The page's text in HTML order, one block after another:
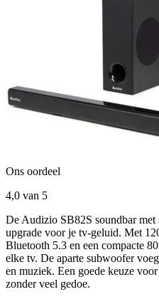
Ons oordeel
4,0 van 5
De Audizio SB82S soundbar met
upgrade voor je tv-geluid. Met
Bluetooth 5.3 en een compacte
elke tv. De aparte subwoofer
en muziek. Een goede keuze
zonder veel gedoe.